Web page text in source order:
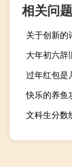
相关问题
关于创新的
大年初六辞
过年红包是
快乐的养鱼
文科生分数